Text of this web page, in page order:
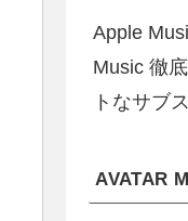
Apple
Music 徹
トなサブ
AVATAR